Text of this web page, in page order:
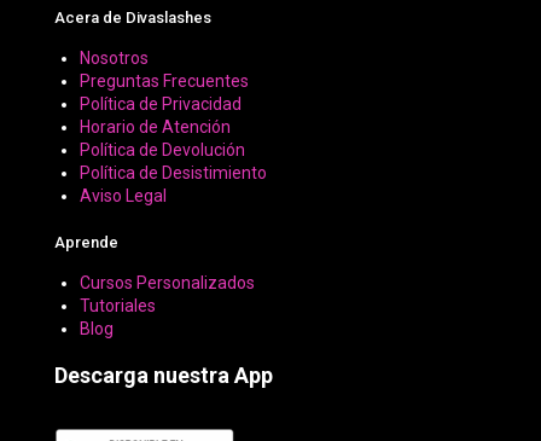
Acera de Divaslashes
Nosotros
Preguntas Frecuentes
Política de Privacidad
Horario de Atención
Política de Devolución
Política de Desistimiento
Aviso Legal
Aprende
Cursos Personalizados
Tutoriales
Blog
Descarga nuestra App